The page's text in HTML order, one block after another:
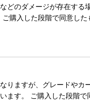
どのダメージが存在す
購入した段階で同意し
りますが、グレードや
ます。 ご購入した段階